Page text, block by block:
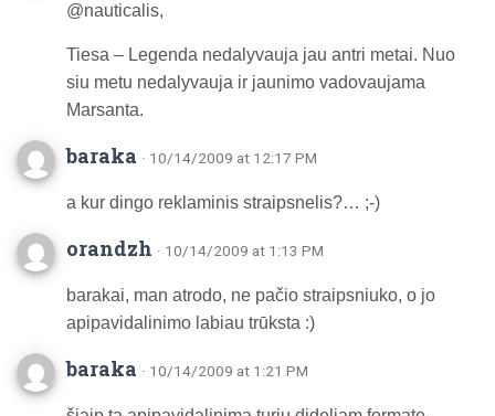
@nauticalis,
Tiesa – Legenda nedalyvauja jau antri metai. Nuo
siu metu nedalyvauja ir jaunimo vadovaujama
Marsanta.
baraka · 10/14/2009 at 12:17 PM
a kur dingo reklaminis straipsnelis?… ;-)
orandzh · 10/14/2009 at 1:13 PM
barakai, man atrodo, ne pačio straipsniuko, o jo
apipavidalinimo labiau trūksta :)
baraka · 10/14/2009 at 1:21 PM